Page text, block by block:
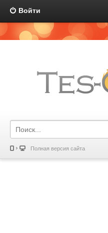
Войти
Полная версия сайта